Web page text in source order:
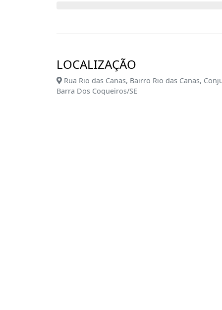
LOCALIZAÇÃO
Rua Rio das Canas, Bairro Rio das Canas,
Barra Dos Coqueiros/SE